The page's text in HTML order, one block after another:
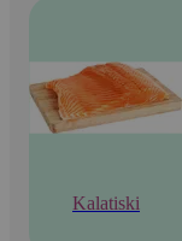
Kalatiski